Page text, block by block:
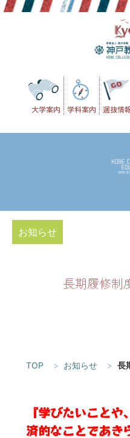
Skip
to
大学案内 学科案内 選抜情
お知らせ
長期履修制
TOP お知らせ 長
『学びたいこと
済的なことであき